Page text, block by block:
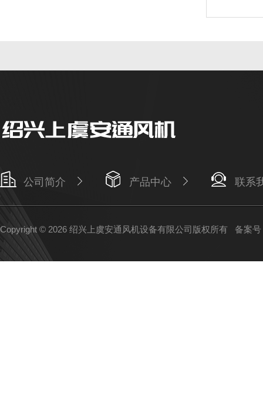
公司简介 产品中心 联系
Copyright © 2026 绍兴上虞安通风机设备有限公司版权所有 备案号